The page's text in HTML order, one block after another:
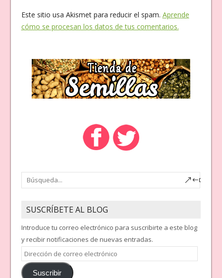
Este sitio usa Akismet para reducir el spam. Aprende
cómo se procesan los datos de tus comentarios.
SUSCRÍBETE AL BLOG
Introduce tu correo electrónico para suscribirte a este blog
y recibir notificaciones de nuevas entradas.
Dirección
de
correoSuscribir